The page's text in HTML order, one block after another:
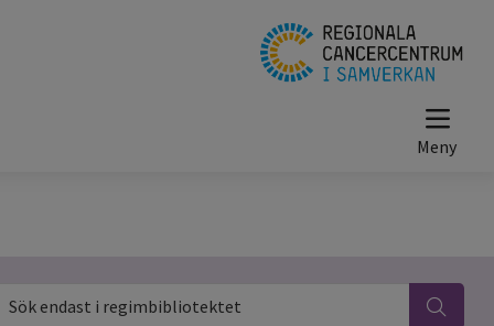
Sök endast i regimbibliotektet